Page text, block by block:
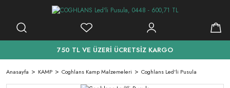
750 TL VE ÜZERİ ÜCRETSİZ KARGO
Anasayfa KAMP Coghlans Kamp Malzemeleri Coghlans Led'li Pusula